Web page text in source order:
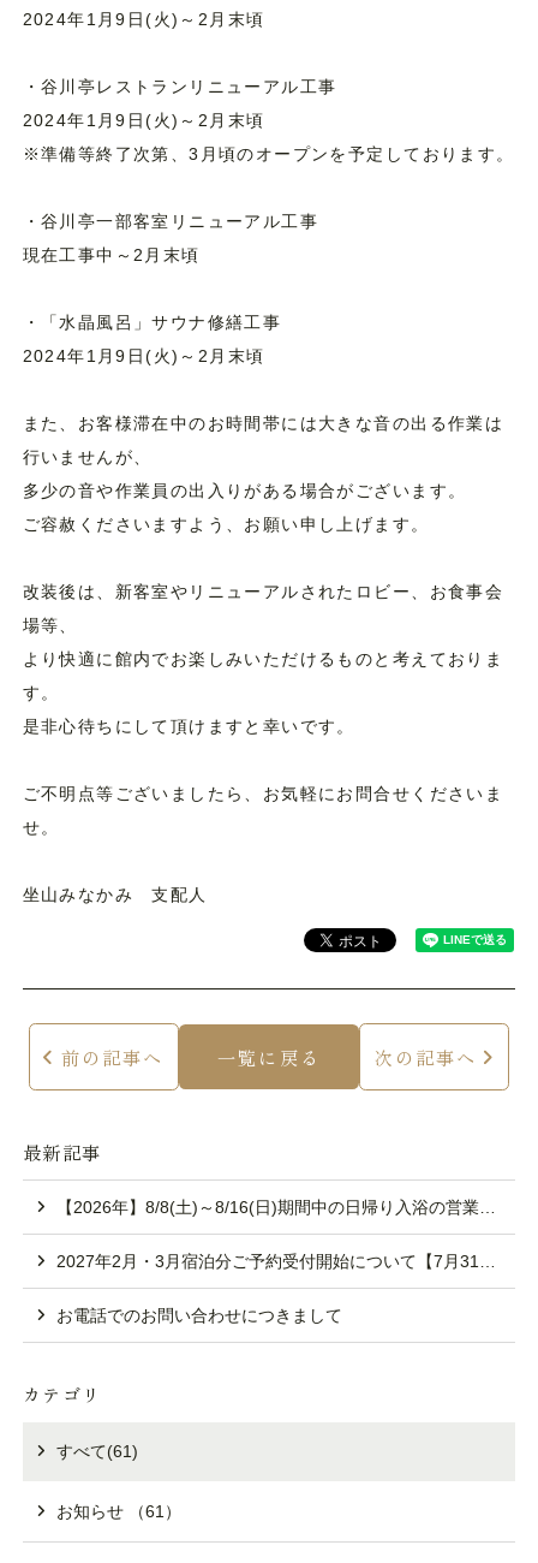
2024年1月9日(火)～2月末頃
・谷川亭レストランリニューアル工事
2024年1月9日(火)～2月末頃
※準備等終了次第、3月頃のオープンを予定しております。
・谷川亭一部客室リニューアル工事
現在工事中～2月末頃
・「水晶風呂」サウナ修繕工事
2024年1月9日(火)～2月末頃
また、お客様滞在中のお時間帯には大きな音の出る作業は
行いませんが、
多少の音や作業員の出入りがある場合がございます。
ご容赦くださいますよう、お願い申し上げます。
改装後は、新客室やリニューアルされたロビー、お食事会
場等、
より快適に館内でお楽しみいただけるものと考えておりま
す。
是非心待ちにして頂けますと幸いです。
ご不明点等ございましたら、お気軽にお問合せくださいま
せ。
坐山みなかみ 支配人
前の記事へ 一覧に戻る 次の記事へ
最新記事
【2026年】8/8(土)～8/16(日)期間中の日帰り入浴の営業について
お電話でのお問い合わせにつきまして
カテゴリ
すべて(61)
お知らせ （61）
宿泊予約プラン一覧
2026/08/07
1
空室検索
お電話でのご予約